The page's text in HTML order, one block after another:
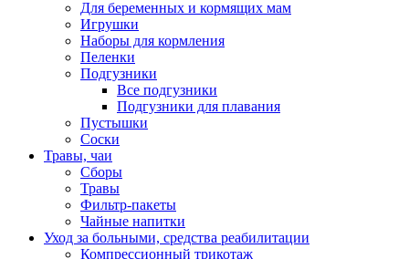
Для беременных и кормящих мам
Игрушки
Наборы для кормления
Пеленки
Подгузники
Все подгузники
Подгузники для плавания
Пустышки
Соски
Травы, чаи
Сборы
Травы
Фильтр-пакеты
Чайные напитки
Уход за больными, средства реабилитации
Компрессионный трикотаж